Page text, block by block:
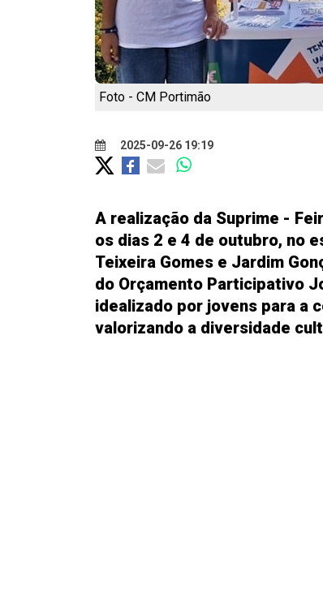
Foto - CM Portimão
2025-09-26 19:19
A realização da Suprime -
os dias 2 e 4 de outubro, no
Teixeira Gomes e Jardim
do Orçamento Participativo
idealizado por jovens para a
valorizando a diversidade